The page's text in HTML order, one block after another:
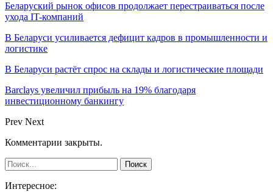
Беларуский рынок офисов продолжает перестраиваться после
ухода IT-компаний
В Беларуси усиливается дефицит кадров в промышленности и
логистике
В Беларуси растёт спрос на склады и логистические площади
Barclays увеличил прибыль на 19% благодаря
инвестиционному банкингу
Prev Next
Комментарии закрыты.
Интересное: